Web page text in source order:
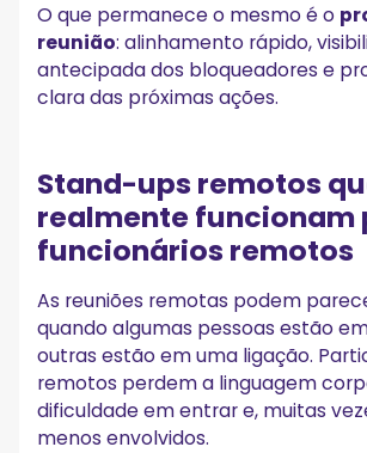
O que permanece o mesmo é o
reunião: alinhamento rápido,
antecipada dos bloqueadores e
clara das próximas ações.
Stand-ups remotos
realmente funcionam
funcionários remotos
As reuniões remotas podem
quando algumas pessoas estão
outras estão em uma ligação.
remotos perdem a linguagem
dificuldade em entrar e, muitas
menos envolvidos.